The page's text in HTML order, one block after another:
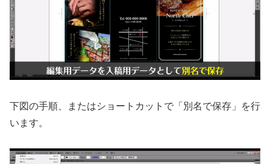
下図の手順、またはショートカットで「別名で保存」を行
います。